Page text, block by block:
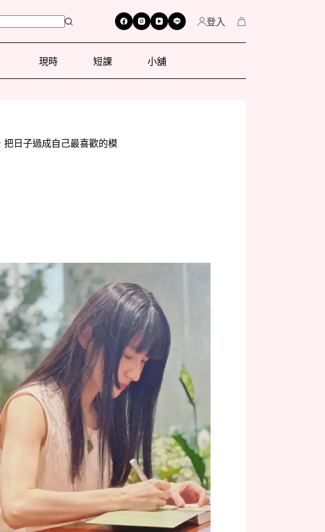
登入
現時 短課 小舖
把日子過成自己最喜歡的模